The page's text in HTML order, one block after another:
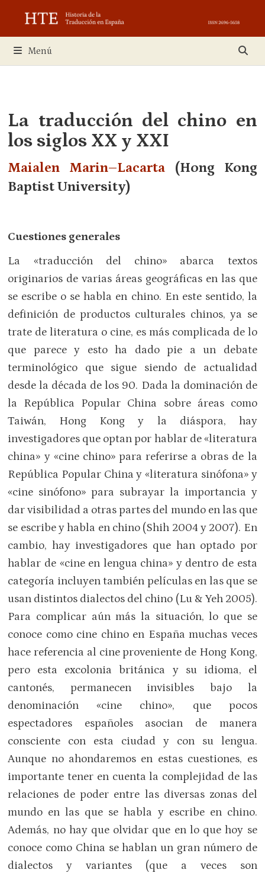
contenido
Menú
La traducción del chino en
los siglos XX y XXI
Maialen Marin–Lacarta (Hong Kong
Baptist University)
Cuestiones generales
La «traducción del chino» abarca textos
originarios de varias áreas geográficas en las que
se escribe o se habla en chino. En este sentido, la
definición de productos culturales chinos, ya se
trate de literatura o cine, es más complicada de lo
que parece y esto ha dado pie a un debate
terminológico que sigue siendo de actualidad
desde la década de los 90. Dada la dominación de
la República Popular China sobre áreas como
Taiwán, Hong Kong y la diáspora, hay
investigadores que optan por hablar de «literatura
china» y «cine chino» para referirse a obras de la
República Popular China y «literatura sinófona» y
«cine sinófono» para subrayar la importancia y
dar visibilidad a otras partes del mundo en las que
se escribe y habla en chino (Shih 2004 y 2007). En
cambio, hay investigadores que han optado por
hablar de «cine en lengua china» y dentro de esta
categoría incluyen también películas en las que se
usan distintos dialectos del chino (Lu & Yeh 2005).
Para complicar aún más la situación, lo que se
conoce como cine chino en España muchas veces
hace referencia al cine proveniente de Hong Kong,
pero esta excolonia británica y su idioma, el
cantonés, permanecen invisibles bajo la
denominación «cine chino», que pocos
espectadores españoles asocian de manera
consciente con esta ciudad y con su lengua.
Aunque no ahondaremos en estas cuestiones, es
importante tener en cuenta la complejidad de las
relaciones de poder entre las diversas zonas del
mundo en las que se habla y escribe en chino.
Además, no hay que olvidar que en lo que hoy se
conoce como China se hablan un gran número de
dialectos y variantes (que a veces son